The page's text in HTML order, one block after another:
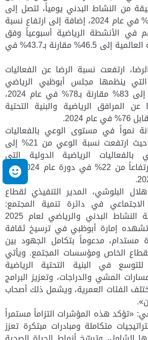
يحققون 60 دقيقة من النشاط البدني يومياً، لتصل إلى
14.8% مقارنة بـ 12.5% في عام 2024، إضافة إلى ارتفاع نسبة
في الأنشطة الرياضية أسبوعياً وفق
توصيات منظمة الصحة العالمية إلى 46.5% مقارنة بـ43.7% في
ارتفعت نسبة الرضا عن الفعاليات
التي ينظمها مجلس أبوظبي الرياضي
والمنشآت التابعة له إلى 83% مقارنة بـ78% في عام 2024،
المرافق الرياضية والبنية التحتية
.
نمواً في مستوى الوعي بالفعاليات
حيث ارتفعت نسبة الوعي من 21% إلى
الرياضية الدولية التي
تستضيفها أبوظبي ارتفاعاً من 22% في دورة عام 2024 إلى
البلوشي، المدير التنفيذي لقطاع
في دائرة تنمية المجتمع:
«تعكس نتائج استبانة النشاط البدني والرياضي لعام 2025
تشهده إمارة أبوظبي في ترسيخ ثقافة
مستدام، مدعوماً بتكامل الجهود بين
الخاص ومؤسسات المجتمع. ويأتي
في البنية التحتية الرياضية
المشي والدراجات، وتعزيز البرامج
الفئات العمرية، ويشمل ذلك أصحاب
«تؤكد هذه المؤشرات التزاماً مستمراً
متكاملة ومبادرات مبتكرة تعزز